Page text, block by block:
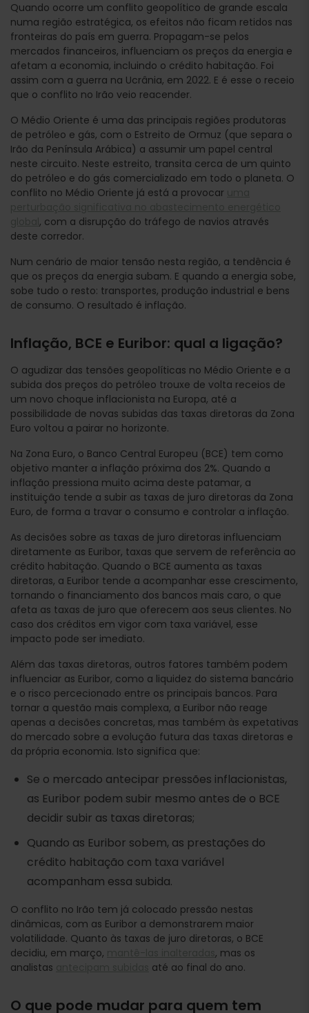
Quando ocorre um conflito geopolítico de grande escala
numa região estratégica, os efeitos não ficam retidos nas
fronteiras do país em guerra. Propagam-se pelos
mercados financeiros, influenciam os preços da energia e
afetam a economia, incluindo o crédito habitação. Foi
assim com a guerra na Ucrânia, em 2022. E é esse o receio
que o conflito no Irão veio reacender.
O Médio Oriente é uma das principais regiões produtoras
de petróleo e gás, com o Estreito de Ormuz (que separa o
Irão da Península Arábica) a assumir um papel central
neste circuito. Neste estreito, transita cerca de um quinto
do petróleo e do gás comercializado em todo o planeta. O
conflito no Médio Oriente já está a provocar
, com a disrupção do tráfego de navios através
deste corredor.
Num cenário de maior tensão nesta região, a tendência é
que os preços da energia subam. E quando a energia sobe,
sobe tudo o resto: transportes, produção industrial e bens
de consumo. O resultado é inflação.
Inflação, BCE e Euribor: qual a ligação?
O agudizar das tensões geopolíticas no Médio Oriente e a
subida dos preços do petróleo trouxe de volta receios de
um novo choque inflacionista na Europa, até a
possibilidade de novas subidas das taxas diretoras da Zona
Euro voltou a pairar no horizonte.
Na Zona Euro, o Banco Central Europeu (BCE) tem como
objetivo manter a inflação próxima dos 2%. Quando a
inflação pressiona muito acima deste patamar, a
instituição tende a subir as taxas de juro diretoras da Zona
Euro, de forma a travar o consumo e controlar a inflação.
As decisões sobre as taxas de juro diretoras influenciam
diretamente as Euribor, taxas que servem de referência ao
crédito habitação. Quando o BCE aumenta as taxas
diretoras, a Euribor tende a acompanhar esse crescimento,
tornando o financiamento dos bancos mais caro, o que
afeta as taxas de juro que oferecem aos seus clientes. No
caso dos créditos em vigor com taxa variável, esse
impacto pode ser imediato.
Além das taxas diretoras, outros fatores também podem
influenciar as Euribor, como a liquidez do sistema bancário
e o risco percecionado entre os principais bancos. Para
tornar a questão mais complexa, a Euribor não reage
apenas a decisões concretas, mas também às expetativas
do mercado sobre a evolução futura das taxas diretoras e
da própria economia. Isto significa que:
Se o mercado antecipar pressões inflacionistas,
as Euribor podem subir mesmo antes de o BCE
decidir subir as taxas diretoras;
Quando as Euribor sobem, as prestações do
crédito habitação com taxa variável
acompanham essa subida.
O conflito no Irão tem já colocado pressão nestas
dinâmicas, com as Euribor a demonstrarem maior
volatilidade. Quanto às taxas de juro diretoras, o BCE
decidiu, em março,
, mas os
analistas
até ao final do ano.
O que pode mudar para quem tem